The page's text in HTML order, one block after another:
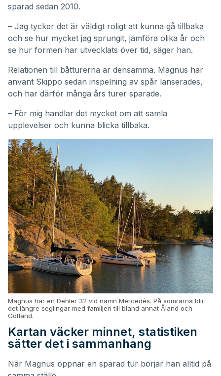
sparad sedan 2010.
– Jag tycker det är väldigt roligt att kunna gå tillbaka
och se hur mycket jag sprungit, jämföra olika år och
se hur formen har utvecklats över tid, säger han.
Relationen till båtturerna är densamma. Magnus har
använt Skippo sedan inspelning av spår lanserades,
och har därför många års turer sparade.
– För mig handlar det mycket om att samla
upplevelser och kunna blicka tillbaka.
Magnus har en Dehler 32 vid namn Mercedés. På somrarna blir
det längre seglingar med familjen till bland annat Åland och
Gotland.
Kartan väcker minnet, statistiken
sätter det i sammanhang
När Magnus öppnar en sparad tur börjar han alltid på